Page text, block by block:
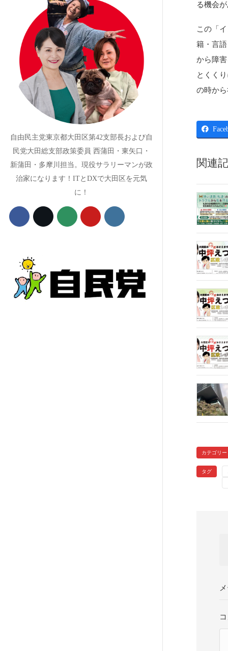
自由民主党東京都大田区第42支部長および自
民党大田総支部政策委員 西蒲田・東矢口・
新蒲田・多摩川担当。現役サラリーマンが政
治家になります！ITとDXで大田区を元気
に！
る機会
この「
籍・言
から障
とくく
の時か
関連
カテゴリー
タグ